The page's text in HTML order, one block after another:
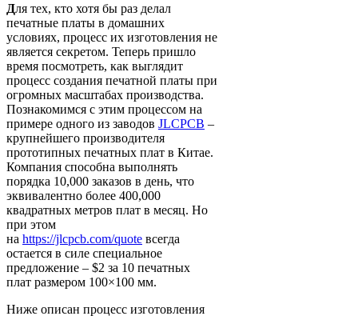
Для тех, кто хотя бы раз делал
печатные платы в домашних
условиях, процесс их изготовления не
является секретом. Теперь пришло
время посмотреть, как выглядит
процесс создания печатной платы при
огромных масштабах производства.
Познакомимся с этим процессом на
примере одного из заводов JLCPCB –
крупнейшего производителя
прототипных печатных плат в Китае.
Компания способна выполнять
порядка 10,000 заказов в день, что
эквивалентно более 400,000
квадратных метров плат в месяц. Но
при этом
на https://jlcpcb.com/quote всегда
остается в силе специальное
предложение – $2 за 10 печатных
плат размером 100×100 мм.
Ниже описан процесс изготовления